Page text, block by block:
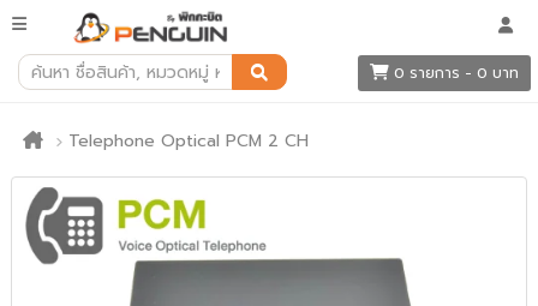
0 รายการ - 0 บาท
Telephone Optical PCM 2 CH